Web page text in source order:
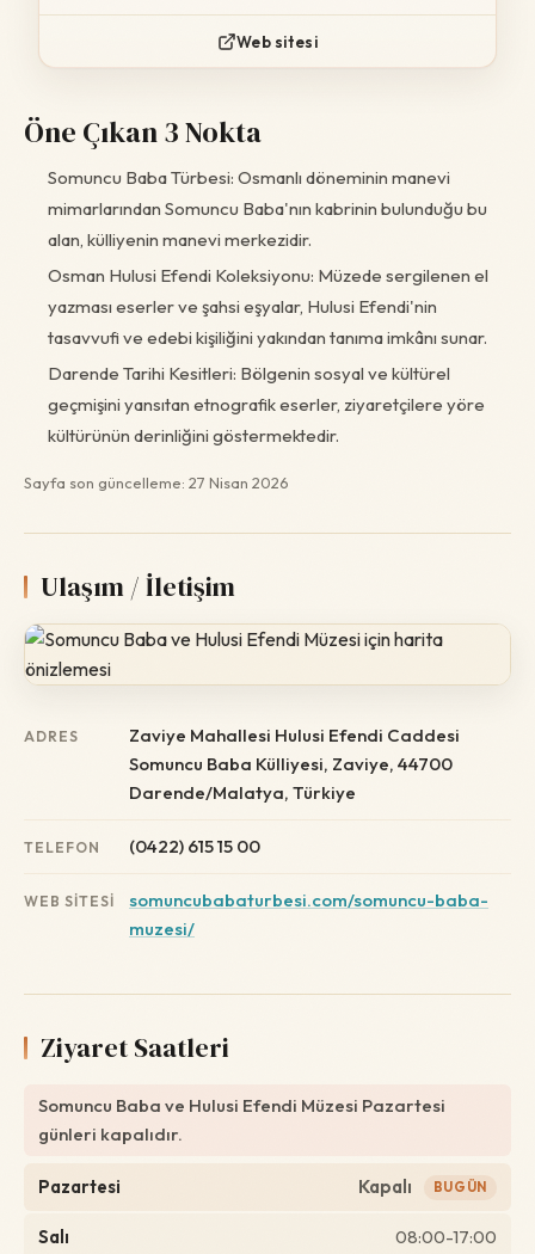
Web sitesi
Öne Çıkan 3 Nokta
Somuncu Baba Türbesi: Osmanlı döneminin manevi
mimarlarından Somuncu Baba'nın kabrinin bulunduğu bu
alan, külliyenin manevi merkezidir.
Osman Hulusi Efendi Koleksiyonu: Müzede sergilenen el
yazması eserler ve şahsi eşyalar, Hulusi Efendi'nin
tasavvufi ve edebi kişiliğini yakından tanıma imkânı sunar.
Darende Tarihi Kesitleri: Bölgenin sosyal ve kültürel
geçmişini yansıtan etnografik eserler, ziyaretçilere yöre
kültürünün derinliğini göstermektedir.
Sayfa son güncelleme: 27 Nisan 2026
Ulaşım / İletişim
ADRES
Zaviye Mahallesi Hulusi Efendi Caddesi
Somuncu Baba Külliyesi, Zaviye, 44700
Darende/Malatya, Türkiye
TELEFON (0422) 615 15 00
WEB SITESI
somuncubabaturbesi.com/somuncu-baba-
muzesi/
Ziyaret Saatleri
Somuncu Baba ve Hulusi Efendi Müzesi Pazartesi
günleri kapalıdır.
Pazartesi Kapalı BUGÜN
Salı 08:00-17:00